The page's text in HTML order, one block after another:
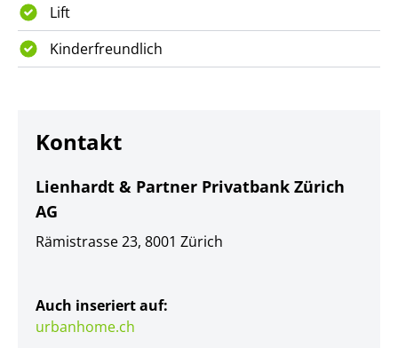
Lift
Kinderfreundlich
Kontakt
Lienhardt & Partner Privatbank Zürich
AG
Rämistrasse 23, 8001 Zürich
Auch inseriert auf:
urbanhome.ch